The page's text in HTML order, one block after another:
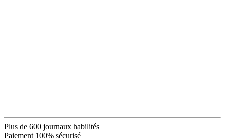
Plus de 600 journaux habilités
Paiement 100% sécurisé